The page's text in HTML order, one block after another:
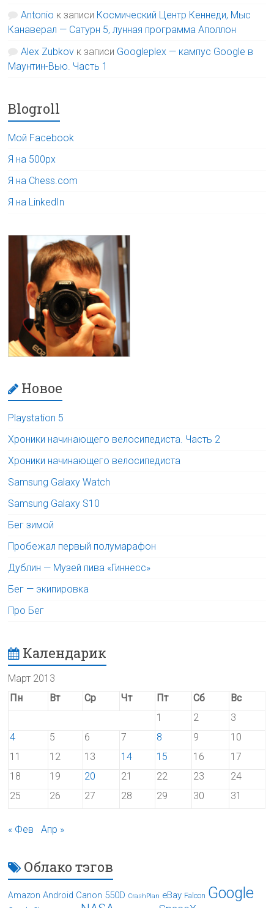
Antonio к записи Космический Центр Кеннеди, Мыс
Канаверал — Сатурн 5, лунная программа Аполлон
Alex Zubkov к записи Googleplex — кампус Google в
Маунтин-Вью. Часть 1
Blogroll
Мой Facebook
Я на 500px
Я на Chess.com
Я на LinkedIn
Новое
Playstation 5
Хроники начинающего велосипедиста. Часть 2
Хроники начинающего велосипедиста
Samsung Galaxy Watch
Samsung Galaxy S10
Бег зимой
Пробежал первый полумарафон
Дублин — Музей пива «Гиннесс»
Бег — экипировка
Про Бег
Календарик
Март 2013
Пн
Вт Ср Чт Пт Сб
Вс
1
2
3
4
5 6 7 8 9
10
11
12 13 14 15 16
17
18
19 20 21 22 23
24
25
26 27 28 29 30 31
« Фев Апр »
Облако тэгов
Amazon Android Canon 550D CrashPlan eBay Falcon Google